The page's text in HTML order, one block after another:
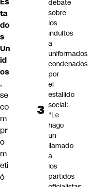
ta
do
s
Un
id
os
,
se
co
m
pr
o
m
eti
ó
debate
sobre
los
indultos
a
uniformados
condenados
por
el
estallido
social:
"Le
hago
un
llamado
a
los
partidos